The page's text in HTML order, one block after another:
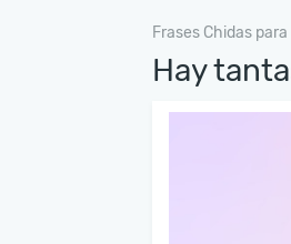
Frases Chidas
Hay